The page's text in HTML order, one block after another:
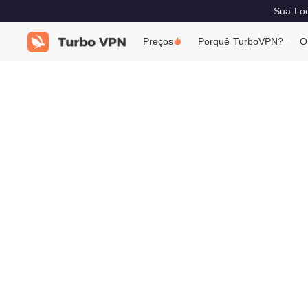
Sua
Preços Porquê TurboVPN?